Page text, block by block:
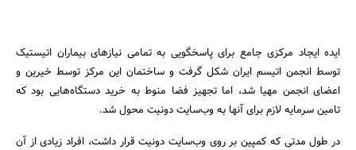
ایده ایجاد مرکزی جامع برای پاسخگویی به تمامی نیازهای بیماران اتیستیک
توسط انجمن اتیسم ایران شکل گرفت و ساختمان این مرکز توسط خیرین و
اعضای انجمن مهیا شد، اما تجهیز فضا منوط به خرید دستگاه‌هایی بود که
تامین سرمایه لازم برای آنها به وب‌سایت دونیت محول شد.
در طول مدتی که کمپین بر روی وب‌سایت دونیت قرار داشت، افراد زیادی از آن